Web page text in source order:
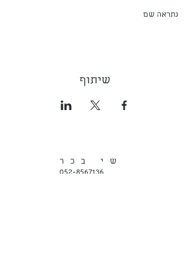
נתראה שם
שיתוף
שי בכר
052-8567136